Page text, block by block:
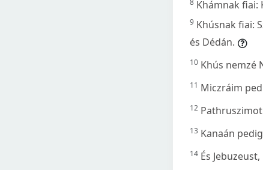
8 Khámnak fiai:
9 Khúsnak fiai:
és Dédán.
10 Khús nemzé
11 Miczráim
12
13 Kanaán
14 És